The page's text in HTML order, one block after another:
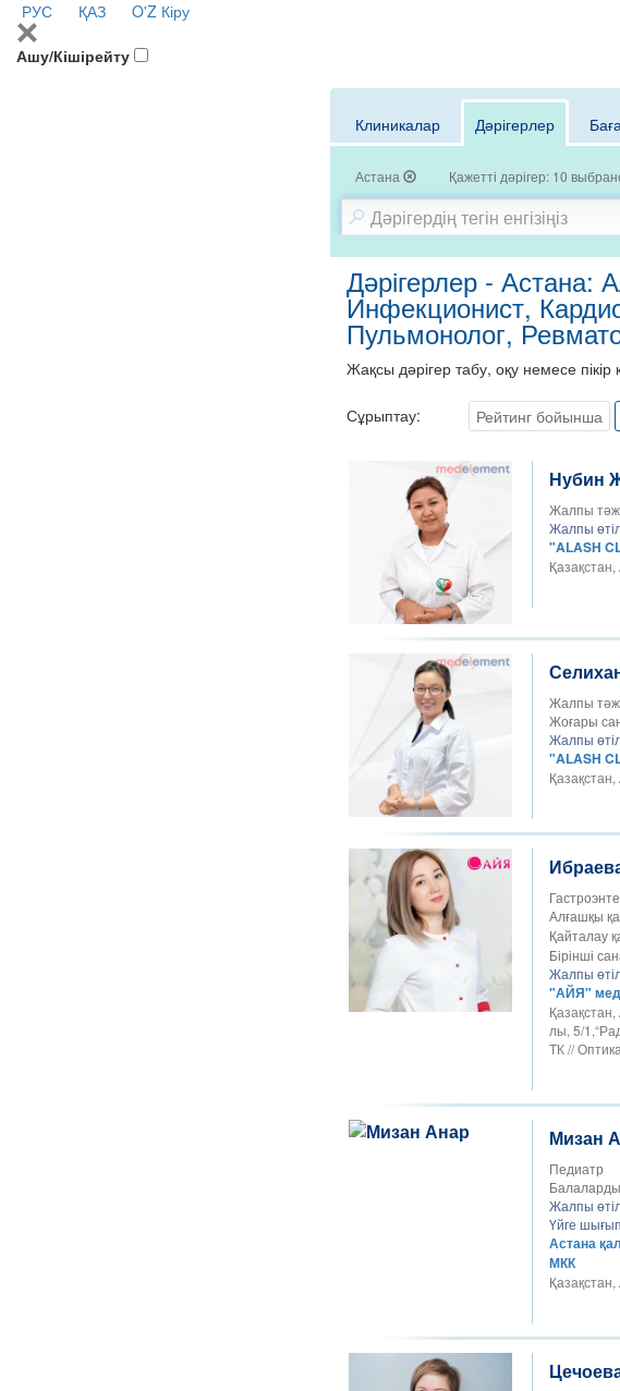
РУС ҚАЗ O'Z Кіру
Ашу/Кішірейту
Клиникалар Дәрігерлер
Астана Қажетті дәрігер: 10
Дәрігерлер - Астана:
Инфекционист,
Пульмонолог,
Жақсы дәрігер табу, оқу немесе
Сұрыптау: Рейтинг бойынша
Нубин
Жалпы
Жалпы
"ALASH
Жалпы
Жоғары
Жалпы
"ALASH
Алғашқы
Қайталау
Бірінші
Жалпы
"АЙЯ"
лы, 5/
ТК //
Мизан
Педиатр
Жалпы
Үйге
Астана
МКК